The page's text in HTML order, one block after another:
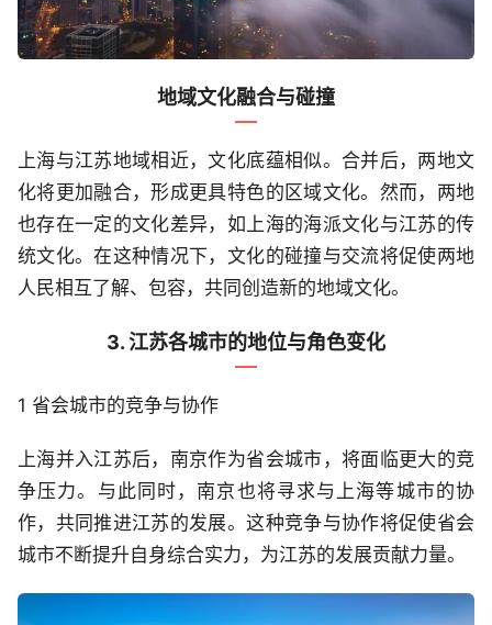
地域文化融合与碰撞
上海与江苏地域相近，文化底蕴相似。合并后，两地文
化将更加融合，形成更具特色的区域文化。然而，两地
也存在一定的文化差异，如上海的海派文化与江苏的传
统文化。在这种情况下，文化的碰撞与交流将促使两地
人民相互了解、包容，共同创造新的地域文化。
3. 江苏各城市的地位与角色变化
1 省会城市的竞争与协作
上海并入江苏后，南京作为省会城市，将面临更大的竞
争压力。与此同时，南京也将寻求与上海等城市的协
作，共同推进江苏的发展。这种竞争与协作将促使省会
城市不断提升自身综合实力，为江苏的发展贡献力量。